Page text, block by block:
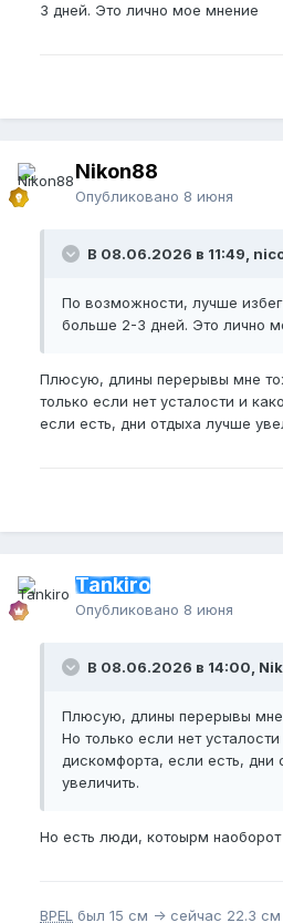
3 дней. Это лично мое мнение
Nikon88
Опубликовано 8 июня
В 08.06.2026 в 11:49,
По возможности, лучше
больше 2-3 дней. Это лично
Плюсую, длины перерывы мне
только если нет усталости и
если есть, дни отдыха лучше
Tankiro
Опубликовано 8 июня
В 08.06.2026 в 14:00,
Плюсую, длины перерывы мне
Но только если нет
дискомфорта, если есть, дни
увеличить.
Но есть люди, котоырм
BPEL был 15 см -> сейчас 22.3 см